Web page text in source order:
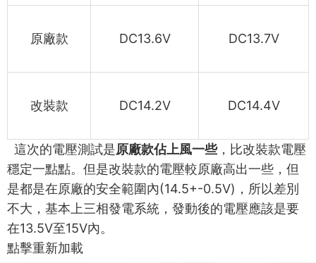
原廠款 DC13.6V DC13.7V
改裝款 DC14.2V DC14.4V
這次的電壓測試是原廠款佔上風一些，比改裝款電壓
穩定一點點。但是改裝款的電壓較原廠高出一些，但
是都是在原廠的安全範圍內(14.5+-0.5V) ，所以差別
不大，基本上三相發電系統，發動後的電壓應該是要
在13.5V至15V內。
點擊重新加載